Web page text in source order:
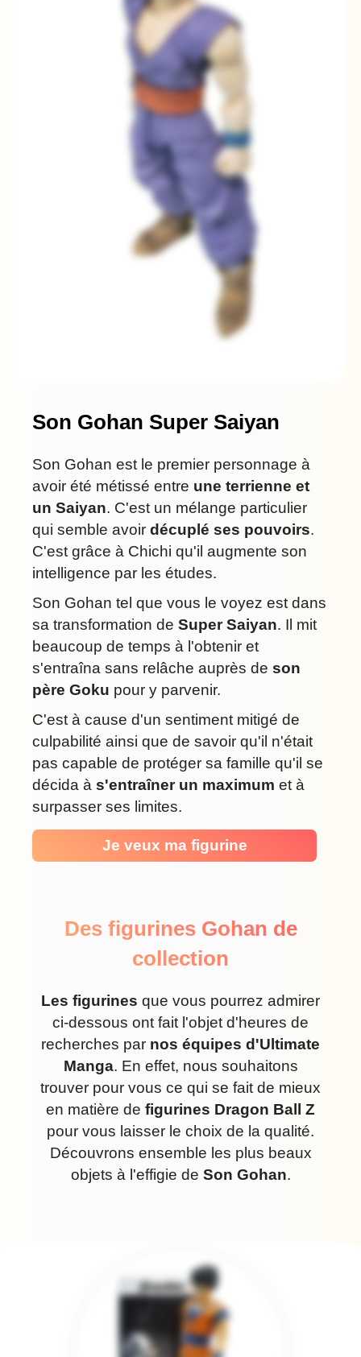
Son Gohan Super Saiyan
Son Gohan est le premier personnage à
avoir été métissé entre une terrienne et
un Saiyan. C'est un mélange particulier
qui semble avoir décuplé ses pouvoirs.
C'est grâce à Chichi qu'il augmente son
intelligence par les études.
Son Gohan tel que vous le voyez est dans
sa transformation de Super Saiyan. Il mit
beaucoup de temps à l'obtenir et
s'entraîna sans relâche auprès de son
père Goku pour y parvenir.
C'est à cause d'un sentiment mitigé de
culpabilité ainsi que de savoir qu'il n'était
pas capable de protéger sa famille qu'il se
décida à s'entraîner un maximum et à
surpasser ses limites.
Je veux ma figurine
Des figurines Gohan de
collection
Les figurines que vous pourrez admirer
ci-dessous ont fait l'objet d'heures de
recherches par nos équipes d'Ultimate
Manga. En effet, nous souhaitons
trouver pour vous ce qui se fait de mieux
en matière de figurines Dragon Ball Z
pour vous laisser le choix de la qualité.
Découvrons ensemble les plus beaux
objets à l'effigie de Son Gohan.